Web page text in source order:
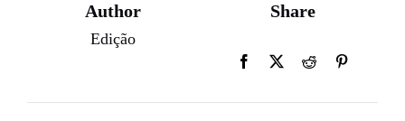
Author
Edição
Share